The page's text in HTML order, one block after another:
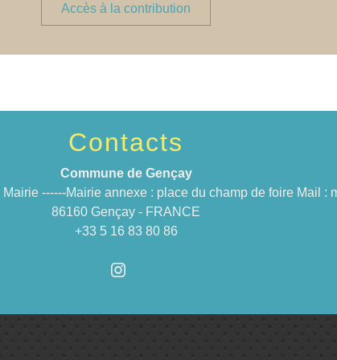
Accès à la contribution
Contacts
Commune de Gençay
------Mairie annexe : place du champ de foire Mail :
86160 Gençay - FRANCE
+33 5 16 83 80 86